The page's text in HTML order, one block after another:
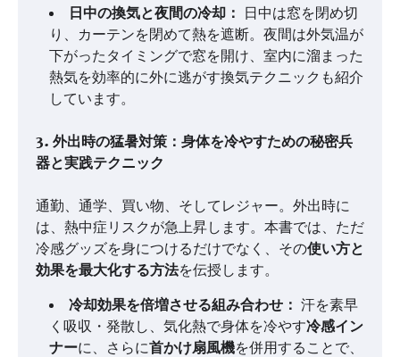
日中の換気と夜間の冷却： 日中は窓を閉め切
り、カーテンを閉めて熱を遮断。夜間は外気温が
下がったタイミングで窓を開け、室内に溜まった
熱気を効率的に外に逃がす換気テクニックも紹介
しています。
3. 外出時の猛暑対策：身体を冷やすための秘密兵
器と実践テクニック
通勤、通学、買い物、そしてレジャー。外出時に
は、熱中症リスクが急上昇します。本書では、ただ
冷感グッズを身につけるだけでなく、その使い方と
効果を最大化する方法を伝授します。
冷却効果を倍増させる組み合わせ： 汗を素早
く吸収・発散し、気化熱で身体を冷やす冷感イン
ナーに、さらに首かけ扇風機を併用することで、